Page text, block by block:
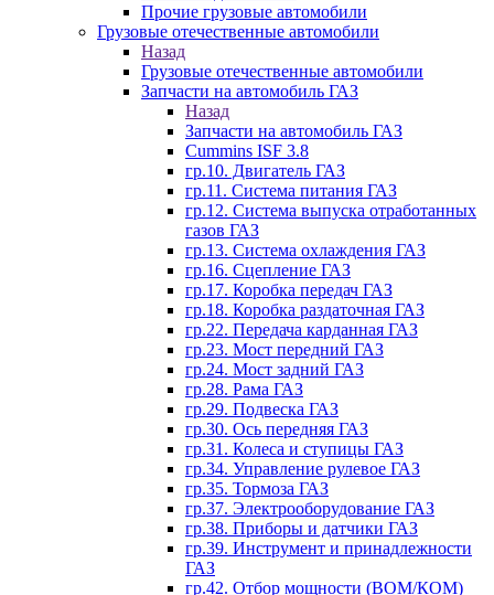
Прочие грузовые автомобили
Грузовые отечественные автомобили
Назад
Грузовые отечественные автомобили
Запчасти на автомобиль ГАЗ
Назад
Запчасти на автомобиль ГАЗ
Cummins ISF 3.8
гр.10. Двигатель ГАЗ
гр.11. Система питания ГАЗ
гр.12. Система выпуска отработанных
газов ГАЗ
гр.13. Система охлаждения ГАЗ
гр.16. Сцепление ГАЗ
гр.17. Коробка передач ГАЗ
гр.18. Коробка раздаточная ГАЗ
гр.22. Передача карданная ГАЗ
гр.23. Мост передний ГАЗ
гр.24. Мост задний ГАЗ
гр.28. Рама ГАЗ
гр.29. Подвеска ГАЗ
гр.30. Ось передняя ГАЗ
гр.31. Колеса и ступицы ГАЗ
гр.34. Управление рулевое ГАЗ
гр.35. Тормоза ГАЗ
гр.37. Электрооборудование ГАЗ
гр.38. Приборы и датчики ГАЗ
гр.39. Инструмент и принадлежности
ГАЗ
гр.42. Отбор мощности (ВОМ/КОМ)